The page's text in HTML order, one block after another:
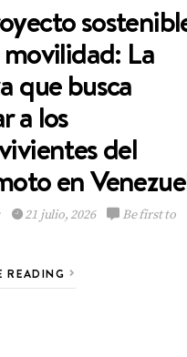
La
que busca
a los
del
en
21 julio, 2026
Be first to
READING